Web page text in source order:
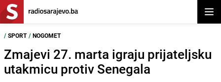
/ SPORT / NOGOMET
Zmajevi 27. marta igraju prijateljsku
utakmicu protiv Senegala